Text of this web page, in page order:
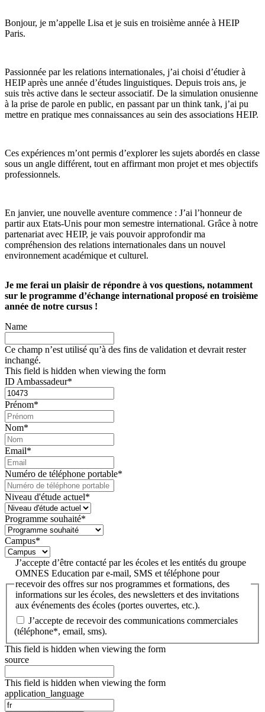
Bonjour, je m’appelle Lisa et je suis en troisième année à HEIP
Paris.
Passionnée par les relations internationales, j’ai choisi d’étudier à
HEIP après une année d’études linguistiques. Depuis trois ans, je
suis très active dans le secteur associatif. De la simulation onusienne
à la prise de parole en public, en passant par un think tank, j’ai pu
mettre en pratique mes connaissances au sein des associations HEIP.
Ces expériences m’ont permis d’explorer les sujets abordés en classe
sous un angle différent, tout en affirmant mon projet et mes objectifs
professionnels.
En janvier, une nouvelle aventure commence : J’ai l’honneur de
partir aux Etats-Unis pour mon semestre international. Grâce à notre
partenariat avec HEIP, je vais pouvoir approfondir ma
compréhension des relations internationales dans un nouvel
environnement académique et culturel.
Je me ferai un plaisir de répondre à vos questions, notamment
sur le programme d’échange international proposé en troisième
année de notre cursus !
Name
Ce champ n’est utilisé qu’à des fins de validation et devrait rester
inchangé.
This field is hidden when viewing the form
ID Ambassadeur*
Prénom*
Nom*
Email*
Numéro de téléphone portable*
Niveau d'étude actuel*
Programme souhaité*
Campus*
J’accepte d’être contacté par les écoles et les entités du groupe
OMNES Education par e-mail, SMS et téléphone pour
recevoir des offres sur nos programmes et formations, des
informations sur les écoles, des newsletters et des invitations
aux événements des écoles (portes ouvertes, etc.).
J’accepte de recevoir des communications commerciales
(téléphone*, email, sms).
This field is hidden when viewing the form
source
This field is hidden when viewing the form
application_language